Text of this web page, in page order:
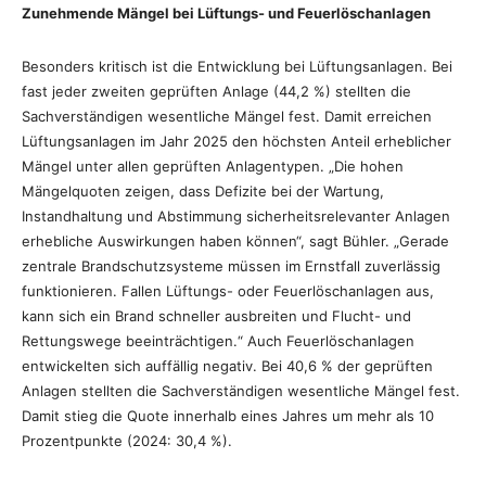
Zunehmende Mängel bei Lüftungs- und Feuerlöschanlagen
Besonders kritisch ist die Entwicklung bei Lüftungsanlagen. Bei
fast jeder zweiten geprüften Anlage (44,2 %) stellten die
Sachverständigen wesentliche Mängel fest. Damit erreichen
Lüftungsanlagen im Jahr 2025 den höchsten Anteil erheblicher
Mängel unter allen geprüften Anlagentypen. „Die hohen
Mängelquoten zeigen, dass Defizite bei der Wartung,
Instandhaltung und Abstimmung sicherheitsrelevanter Anlagen
erhebliche Auswirkungen haben können“, sagt Bühler. „Gerade
zentrale Brandschutzsysteme müssen im Ernstfall zuverlässig
funktionieren. Fallen Lüftungs- oder Feuerlöschanlagen aus,
kann sich ein Brand schneller ausbreiten und Flucht- und
Rettungswege beeinträchtigen.“ Auch Feuerlöschanlagen
entwickelten sich auffällig negativ. Bei 40,6 % der geprüften
Anlagen stellten die Sachverständigen wesentliche Mängel fest.
Damit stieg die Quote innerhalb eines Jahres um mehr als 10
Prozentpunkte (2024: 30,4 %).